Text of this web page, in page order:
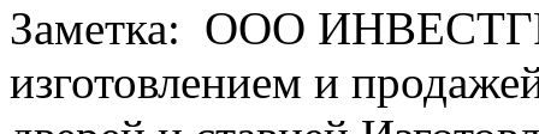
Заметка: ООО
изготовлением и